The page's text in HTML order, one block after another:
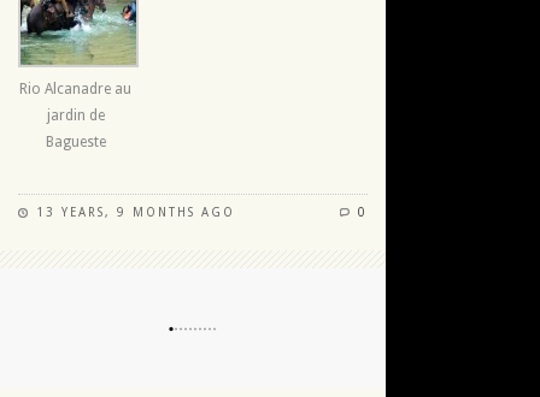
Rio Alcanadre au
jardin de
Bagueste
13 YEARS, 9 MONTHS AGO 0